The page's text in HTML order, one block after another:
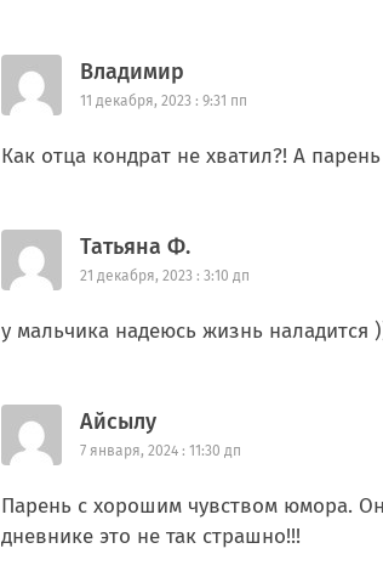
Владимир
11 декабря, 2023 : 9:31 пп
Как отца кондрат не хватил?! А
Татьяна Ф.
21 декабря, 2023 : 3:10 дп
у мальчика надеюсь жизнь наладится
Айсылу
7 января, 2024 : 11:30 дп
Парень с хорошим чувством юмора.
дневнике это не так страшно!!!